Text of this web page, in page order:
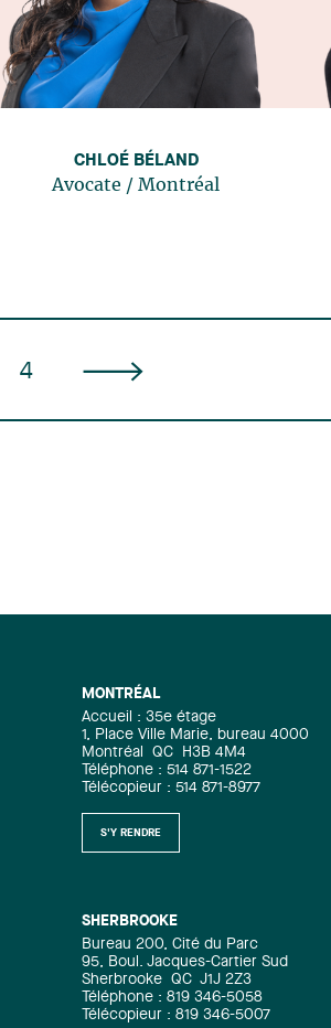
CHLOÉ BÉLAND
Avocate / Montréal
4
MONTRÉAL
Accueil : 35e étage
1, Place Ville Marie, bureau 4000
Montréal
QC
H3B 4M4
Téléphone : 514 871-1522
Télécopieur : 514 871-8977
S'Y RENDRE
SHERBROOKE
Bureau 200, Cité du Parc
95, Boul. Jacques-Cartier Sud
Sherbrooke QC J1J 2Z3
Téléphone : 819 346-5058
Télécopieur : 819 346-5007